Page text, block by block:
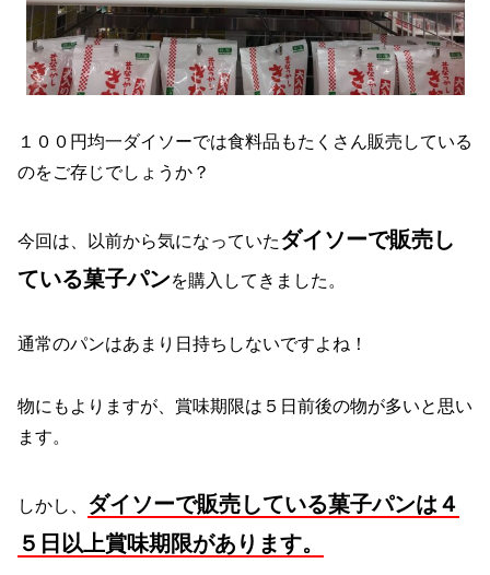
１００円均一ダイソーでは食料品もたくさん販売している
のをご存じでしょうか？
今回は、以前から気になっていたダイソーで販売し
ている菓子パンを購入してきました。
通常のパンはあまり日持ちしないですよね！
物にもよりますが、賞味期限は５日前後の物が多いと思い
ます。
しかし、 ダイソーで販売している菓子パンは４
５日以上賞味期限があります。